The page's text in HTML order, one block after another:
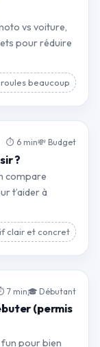
vs voiture,
pour réduire
beaucoup
⏱ 6 min💸 Budget
?
compare
t’aider à
clair et concret
7 min🎓 Débutant
(permis
pour bien